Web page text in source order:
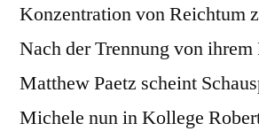
Konzentration von Reichtum
Nach der Trennung von ihrem
Matthew Paetz scheint
Michele nun in Kollege